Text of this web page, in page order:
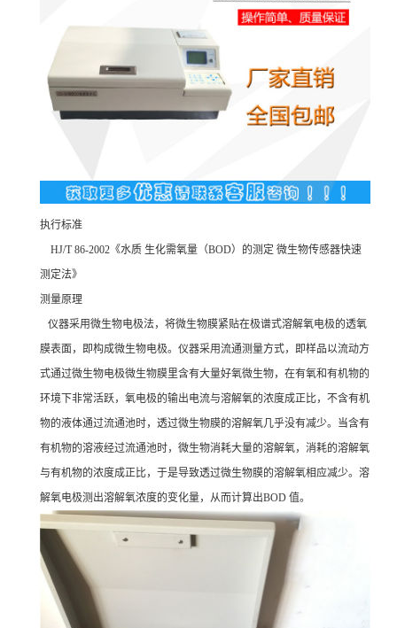
执行标准
HJ/T 86-2002《水质 生化需氧量（BOD）的测定 微生物传感器快速
测定法》
测量原理
仪器采用微生物电极法，将微生物膜紧贴在极谱式溶解氧电极的透氧
膜表面，即构成微生物电极。仪器采用流通测量方式，即样品以流动方
式通过微生物电极微生物膜里含有大量好氧微生物，在有氧和有机物的
环境下非常活跃，氧电极的输出电流与溶解氧的浓度成正比，不含有机
物的液体通过流通池时，透过微生物膜的溶解氧几乎没有减少。当含有
有机物的溶液经过流通池时，微生物消耗大量的溶解氧，消耗的溶解氧
与有机物的浓度成正比，于是导致透过微生物膜的溶解氧相应减少。溶
解氧电极测出溶解氧浓度的变化量，从而计算出BOD 值。